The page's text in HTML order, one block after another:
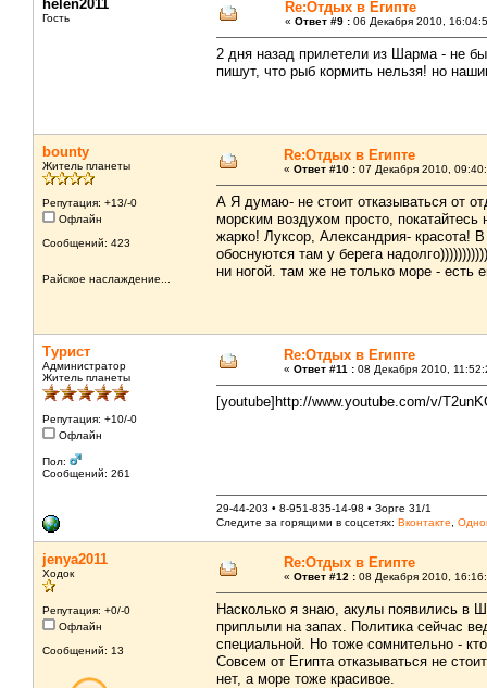
helen2011
Гость
Re:Отдых в Египте
« Ответ #9 : 06 Декабря 2010,
2 дня назад прилетели из Шарма - не
пишут, что рыб кормить нельзя! но
bounty
Житель планеты
Репутация: +13/-0
Офлайн
Сообщений: 423
Райское наслаждение...
Re:Отдых в Египте
« Ответ #10 : 07 Декабря 2010,
А Я думаю- не стоит отказываться от
морским воздухом просто, покатайтесь
жарко! Луксор, Александрия-
обоснуются там у берега
ни ногой. там же не только море - есть
Турист
Администратор
Житель планеты
Репутация: +10/-0
Офлайн
Пол:
Сообщений: 261
Re:Отдых в Египте
« Ответ #11 : 08 Декабря 2010,
[youtube]http://www.youtube.com/v/
29-44-203 • 8-951-835-14-98 • Зорге 31/1
Следите за горящими в соцсетях: Вконтакте
jenya2011
Ходок
Репутация: +0/-0
Офлайн
Сообщений: 13
Re:Отдых в Египте
« Ответ #12 : 08 Декабря 2010,
Насколько я знаю, акулы появились в
приплыли на запах. Политика сейчас
специальной. Но тоже сомнительно -
Совсем от Египта отказываться не
нет, а море тоже красивое.